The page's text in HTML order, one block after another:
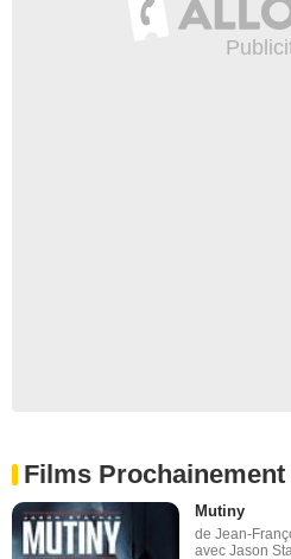
Films Prochainement
Mutiny
de Jean-
avec Jason